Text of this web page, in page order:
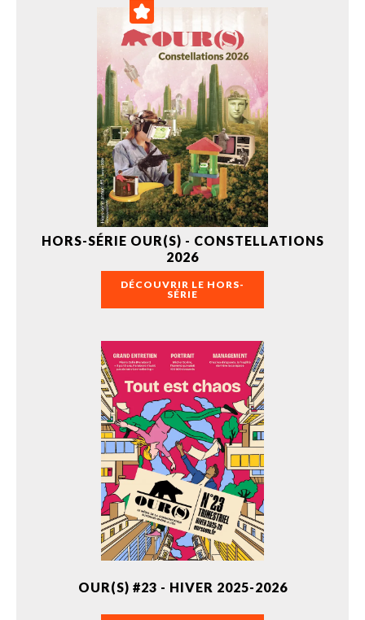
HORS-SÉRIE OUR(S) - CONSTELLATIONS
2026
DÉCOUVRIR LE HORS-
SÉRIE
OUR(S) #23 - HIVER 2025-2026